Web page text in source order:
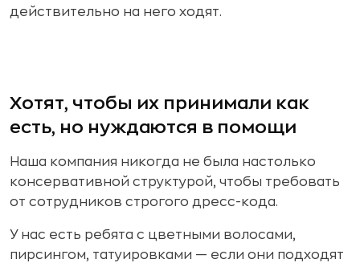
действительно на него ходят.
Хотят, чтобы их принимали как
есть, но нуждаются в помощи
Наша компания никогда не была настолько
консервативной структурой, чтобы требовать
от сотрудников строгого дресс-кода.
У нас есть ребята с цветными волосами,
пирсингом, татуировками — если они подходят